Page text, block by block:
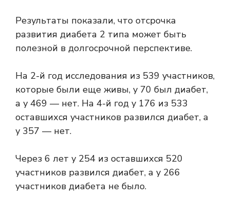
Результаты показали, что отсрочка
развития диабета 2 типа может быть
полезной в долгосрочной перспективе.
На 2-й год исследования из 539 участников,
которые были еще живы, у 70 был диабет,
а у 469 — нет. На 4-й год у 176 из 533
оставшихся участников развился диабет, а
у 357 — нет.
Через 6 лет у 254 из оставшихся 520
участников развился диабет, а у 266
участников диабета не было.